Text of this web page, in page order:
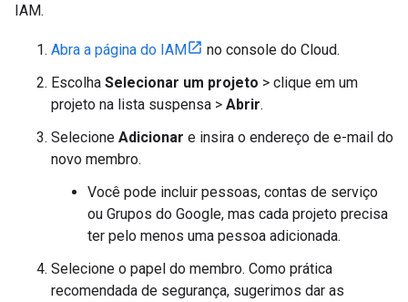
IAM.
Abra a página do IAM
no console do Cloud.
Escolha Selecionar um projeto > clique em um
projeto na lista suspensa > Abrir.
Selecione Adicionar e insira o endereço de e-mail do
novo membro.
Você pode incluir pessoas, contas de serviço
ou Grupos do Google, mas cada projeto precisa
ter pelo menos uma pessoa adicionada.
Selecione o papel do membro. Como prática
recomendada de segurança, sugerimos dar as